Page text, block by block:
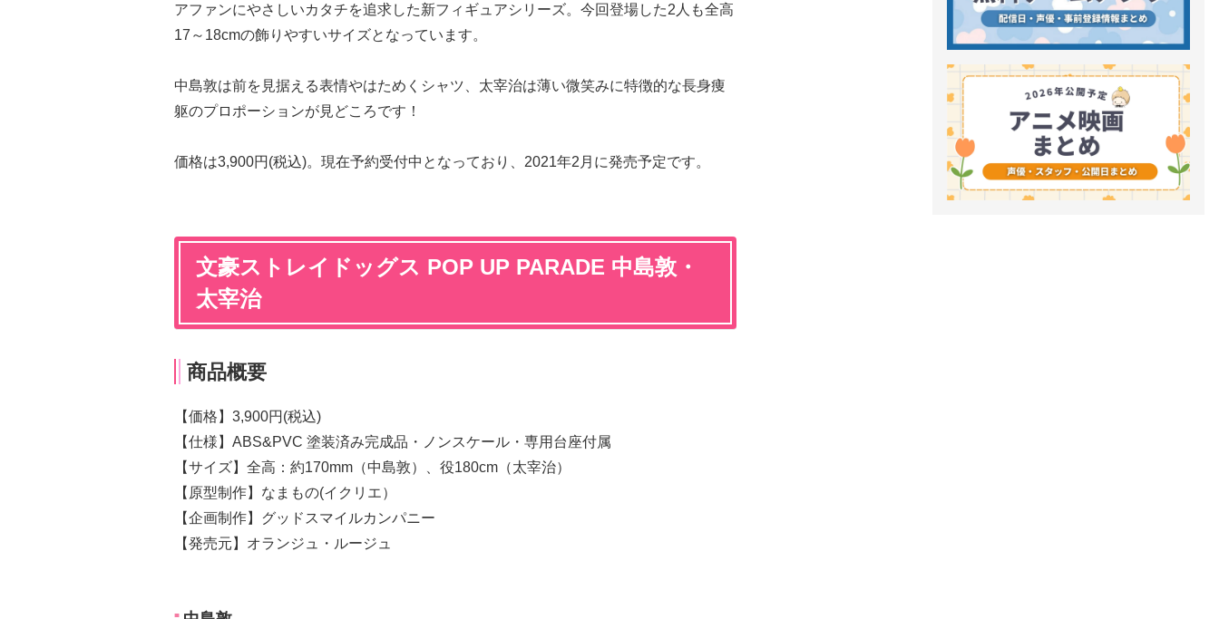
アファンにやさしいカタチを追求した新フィギュアシリーズ。今回登場した2人も全高
17～18cmの飾りやすいサイズとなっています。
中島敦は前を見据える表情やはためくシャツ、太宰治は薄い微笑みに特徴的な長身痩
躯のプロポーションが見どころです！
価格は3,900円(税込)。現在予約受付中となっており、2021年2月に発売予定です。
文豪ストレイドッグス POP UP PARADE 中島敦・
太宰治
商品概要
【価格】3,900円(税込)
【仕様】ABS&PVC 塗装済み完成品・ノンスケール・専用台座付属
【サイズ】全高：約170mm（中島敦）、役180cm（太宰治）
【原型制作】なまもの(イクリエ）
【企画制作】グッドスマイルカンパニー
【発売元】オランジュ・ルージュ